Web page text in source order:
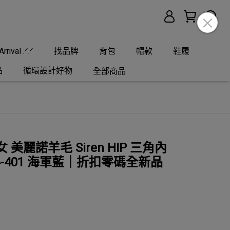
.ᐟ.ᐟ 找品牌 背包 帽款
鞋履
循環設計好物 全部商品
美麗諾羊毛 Siren HIP 三角內
401 海軍藍｜折扣零碼全新品